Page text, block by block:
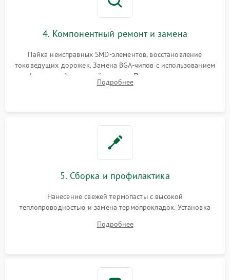
4. Компонентный ремонт и замена
Пайка неисправных SMD-элементов, восстановление
токоведущих дорожек. Замена BGA-чипов с использованием
инфракрасной паяльной станции. Прошивка микросхемы
BIOS или замена поврежденных портов USB
Подробнее
5. Сборка и профилактика
Нанесение свежей термопасты с высокой
теплопроводностью и замена термопрокладок. Установка
шлейфов, модулей памяти и накопителей. Предварительная
Подробнее